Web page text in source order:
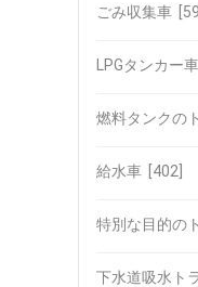
ごみ収集車 [59]
LPGタンカー車
燃料タンクの
給水車 [402]
特別な目的の
下水道吸水ト